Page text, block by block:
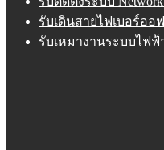
รับเดินสายไฟเบอร์ออ
รับเหมางานระบบไฟฟ้